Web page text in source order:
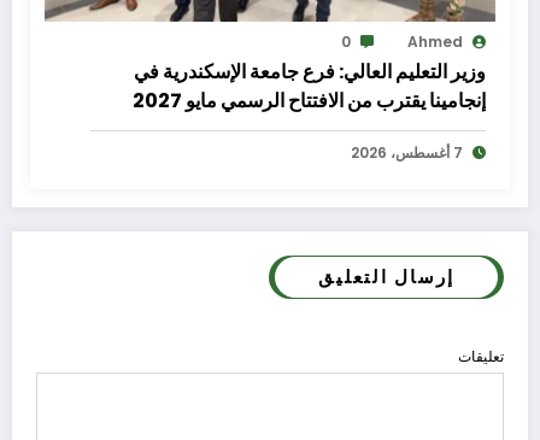
Ahmed
0
وزير التعليم العالي: فرع جامعة الإسكندرية في
إنجامينا يقترب من الافتتاح الرسمي مايو 2027
7 أغسطس، 2026
إرسال التعليق
تعليقات